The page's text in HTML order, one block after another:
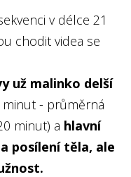
v délce 21
chodit videa se
už malinko delší
minut - průměrná
minut) a hlavní
posílení těla, ale